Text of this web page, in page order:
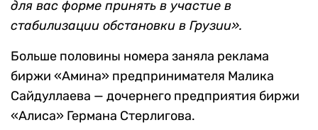
продолжением силовой имперской политики в
отношении народов Кавказа и направлена на
подавление стремления к независимости как
Грузии, так и всех народов региона…
…выражаем готовность в любой приемлемой
для вас форме принять в участие в